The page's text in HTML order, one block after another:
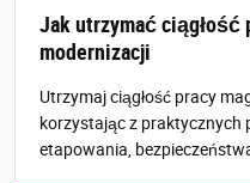
Jak utrzymać ciągłość
modernizacji
Utrzymaj ciągłość pracy
korzystając z praktycznych
etapowania, bezpieczeństwa